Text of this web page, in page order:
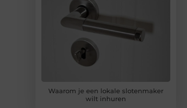
Waarom je een lokale slotenmaker
wilt inhuren